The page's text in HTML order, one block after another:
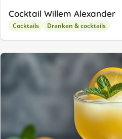
Cocktail Willem Alexander
Cocktails Dranken & cocktails